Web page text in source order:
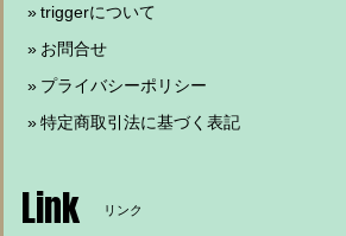
triggerについて
お問合せ
プライバシーポリシー
特定商取引法に基づく表記
Link リンク